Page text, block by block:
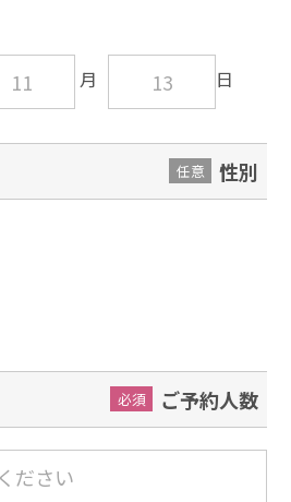
性別
任意
ご予約人数
必須